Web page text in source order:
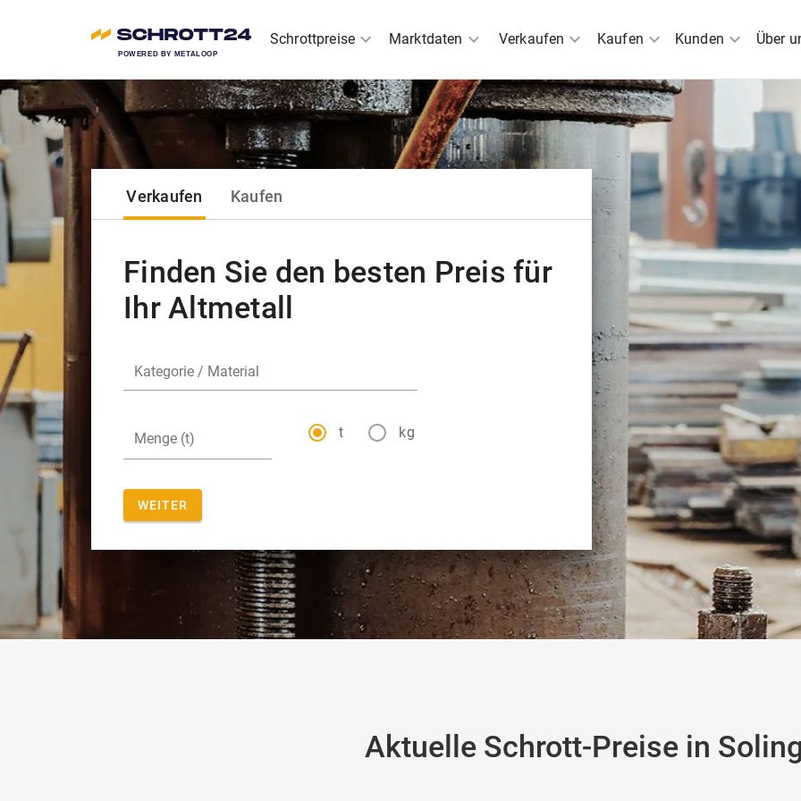
POWERED BY METALOOP
Schrottpreiseexpand_more Marktdaten expand_more Verkaufen expand_more Kaufen expand_more Kunden expand_more Über
Verkaufen Kaufen
Finden Sie den besten Preis für
Ihr Altmetall
t kg
WEITER
Aktuelle Schrott-Preise in